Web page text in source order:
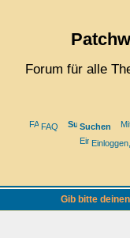
Forum für alle
FAQ Suchen
Gib bitte